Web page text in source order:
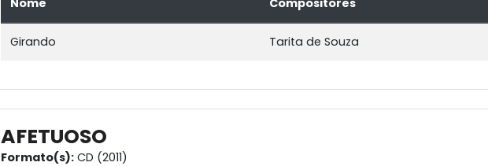
Nome Compositores
Girando Tarita de Souza
AFETUOSO
Formato(s): CD (2011)